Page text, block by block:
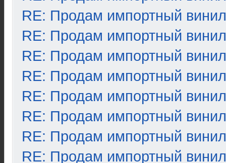
RE: Продам импортный винил
RE: Продам импортный винил
RE: Продам импортный винил
RE: Продам импортный винил
RE: Продам импортный винил
RE: Продам импортный винил
RE: Продам импортный винил
RE: Продам импортный винил